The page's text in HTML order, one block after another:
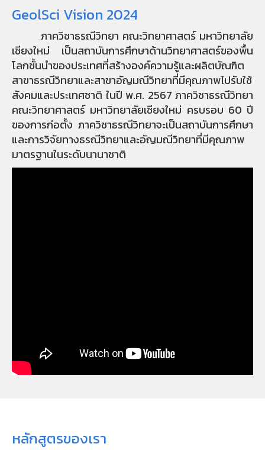
GeolSci Vision 2024
ภาควิชาธรณีวิทยา คณะวิทยาศาสตร์ มหาวิทยาลัย
เชียงใหม่ เป็นสถาบันการศึกษาด้านวิทยาศาสตร์ของพื้น
โลกชั้นนำของประเทศที่สร้างองค์ความรู้และผลิตบัณฑิต
สาขาธรณีวิทยาและสาขาอัญมณีวิทยาที่มีคุณภาพไปรับใช้
สังคมและประเทศชาติ ในปี พ.ศ. 2567 ภาควิชาธรณีวิทยา
คณะวิทยาศาสตร์ มหาวิทยาลัยเชียงใหม่ ครบรอบ 60 ปี
ของการก่อตั้ง ภาควิชาธรณีวิทยาจะเป็นสถาบันการศึกษา
และการวิจัยทางธรณีวิทยาและอัญมณีวิทยาที่มีคุณภาพ
มาตรฐานในระดับนานาชาติ
หลักสูตรของเรา